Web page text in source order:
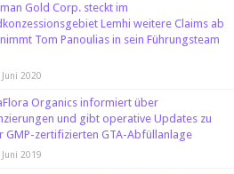
Gold Corp. steckt im
Lemhi weitere Claims ab
Tom Panoulias in sein Führungsteam
Juni 2020
Organics informiert über
und gibt operative Updates zu
GMP-zertifizierten GTA-Abfüllanlage
Juni 2019